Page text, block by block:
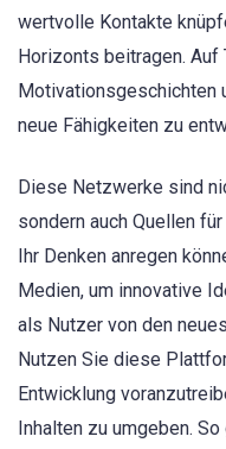
wertvolle Kontakte
Horizonts beitragen.
Motivationsgeschichten
neue Fähigkeiten zu
Diese Netzwerke sind
sondern auch Quellen
Ihr Denken anregen
Medien, um innovative
als Nutzer von den
Nutzen Sie diese
Entwicklung
Inhalten zu umgeben.